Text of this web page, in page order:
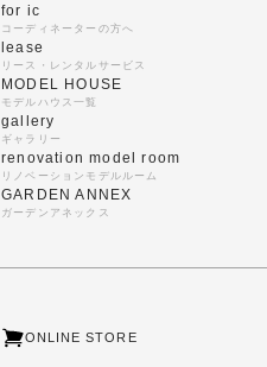
for ic
コーディネーターの方へ
lease
リース・レンタルサービス
MODEL HOUSE
モデルハウス一覧
gallery
ギャラリー
renovation model room
リノベーションモデルルーム
GARDEN ANNEX
ガーデンアネックス
ONLINE STORE